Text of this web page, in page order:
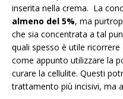
inserita nella crema. La
almeno del 5%, ma
che sia concentrata a tal
quali spesso è utile
come appunto utilizzare la
curare la cellulite. Questi
trattamento più incisivi, ma